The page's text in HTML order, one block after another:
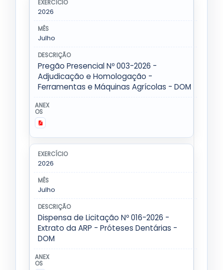
2026
Julho
Pregão Presencial Nº 003-2026 -
Adjudicação e Homologação -
Ferramentas e Máquinas Agrícolas - DOM
2026
Julho
Dispensa de Licitação Nº 016-2026 -
Extrato da ARP - Próteses Dentárias -
DOM